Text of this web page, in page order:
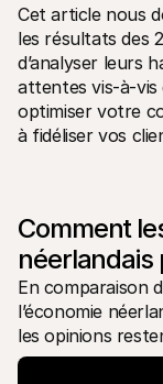
Rejoignez notre
recrutons !
Contact
Pour les
Découvrez
Pour les clients
Contactez notre
Pour obtenir un
Cet article nous
les résultats des
d’analyser leurs
attentes vis-à-vis
optimiser votre
à fidéliser vos
Comment
néerlandais
En comparaison
l’économie
les opinions